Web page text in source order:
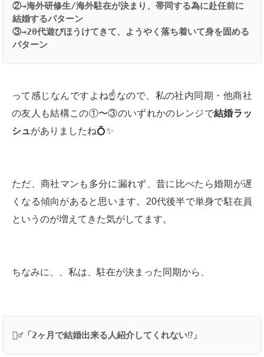
②→海外研修生/海外駐在が決まり、帯同する為に赴任前に
結婚するパターン
③→20代遊びほうけてきて、ようやく落ち着いて身を固める
パターン
って感じなんですよね☝️なので、私の社内同期・他商社
の友人も結構この①〜③のいずれかのレンジで結婚ラッ
シュがありましたね💍✨
ただ、商社マンも多分に漏れず、昔に比べたら婚期が遅
くなる傾向があると思います。20代後半で単身で駐在員
というのが増えてきた気がしてます。
ちなみに、、私は、駐在が決まった同期から、
👱‍♂️ 「2ヶ月で結婚出来る人紹介してくれない⁉️ 」